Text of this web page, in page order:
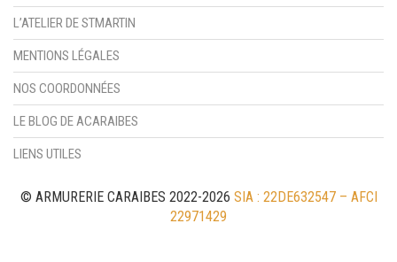
L’ATELIER DE STMARTIN
MENTIONS LÉGALES
NOS COORDONNÉES
LE BLOG DE ACARAIBES
LIENS UTILES
© ARMURERIE CARAIBES 2022-2026 SIA : 22DE632547 – AFCI
22971429